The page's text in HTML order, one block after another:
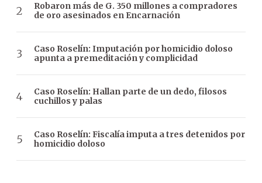
Robaron más de G. 350 millones a compradores
de oro asesinados en Encarnación
Caso Roselín: Imputación por homicidio doloso
apunta a premeditación y complicidad
Caso Roselín: Hallan parte de un dedo, filosos
cuchillos y palas
Caso Roselín: Fiscalía imputa a tres detenidos por
homicidio doloso